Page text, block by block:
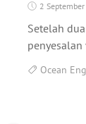
2
Setelah
Ocean